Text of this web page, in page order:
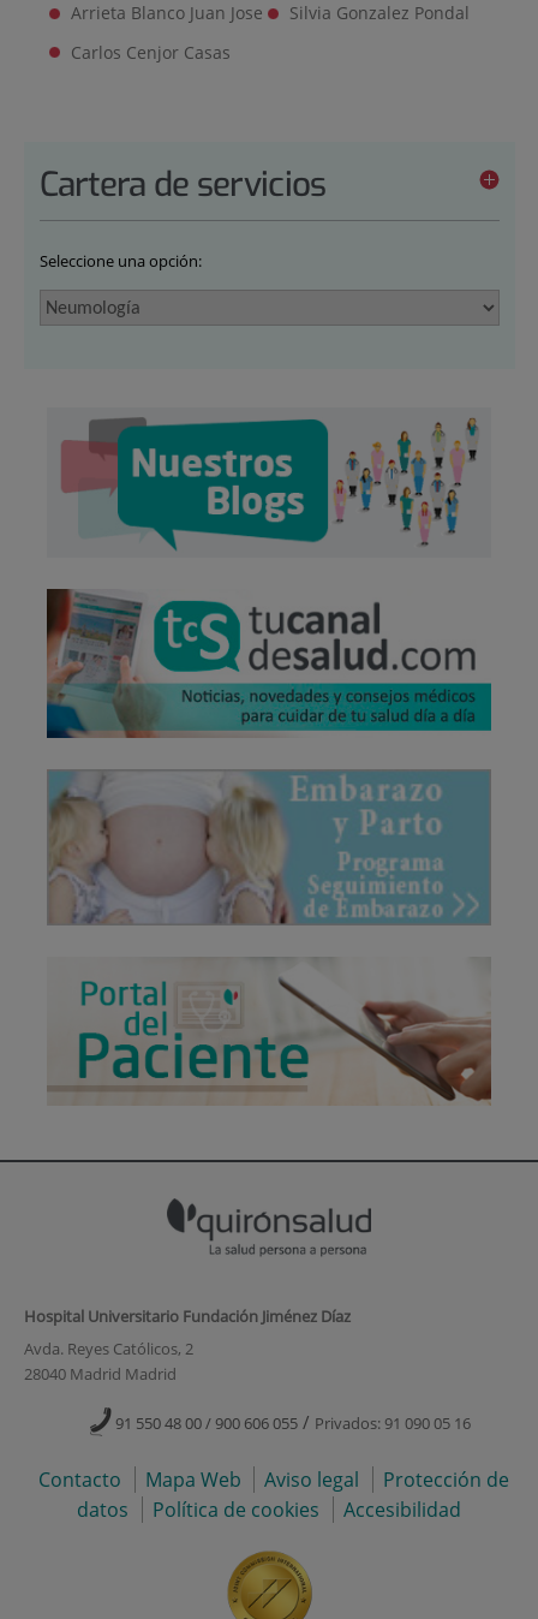
Arrieta Blanco Juan Jose
Silvia Gonzalez Pondal
Carlos Cenjor Casas
Cartera de servicios
Seleccione una opción:
Hospital Universitario Fundación Jiménez Díaz
Avda. Reyes Católicos, 2
28040 Madrid Madrid
91 550 48 00 / 900 606 055 / Privados: 91 090 05 16
Contacto Mapa Web Aviso legal
Protección de
datos
Política de cookies Accesibilidad